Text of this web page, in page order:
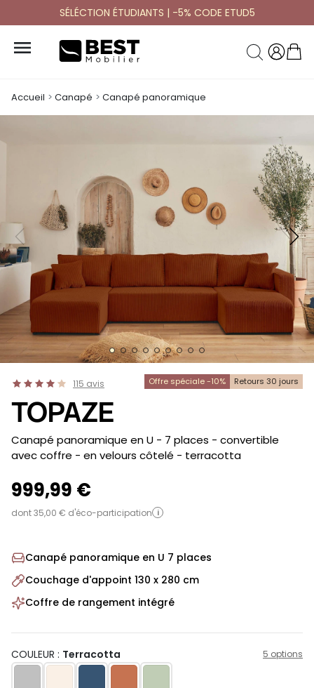
SÉLÉCTION ÉTUDIANTS | -5% CODE ETUD5

Accueil Canapé Canapé panoramique
115 avis Offre spéciale -10% Retours 30 jours
TOPAZE
-
Canapé panoramique en U - 7 places - convertible
avec coffre - en velours côtelé - terracotta
999,99 €
dont 35,00 € d'éco-participation i
Canapé panoramique en U 7 places
Couchage d'appoint 130 x 280 cm
Coffre de rangement intégré
COULEUR : Terracotta 5 options